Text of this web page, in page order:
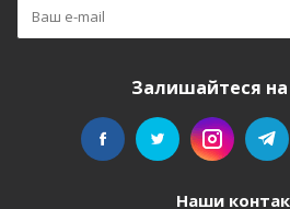
Залишайтеся на
Наши